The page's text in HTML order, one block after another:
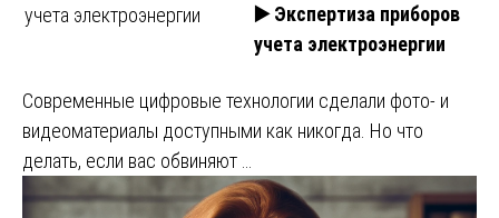
учета электроэнергии
▶️ Экспертиза приборов
учета электроэнергии
Современные цифровые технологии сделали фото- и
видеоматериалы доступными как никогда. Но что
делать, если вас обвиняют …